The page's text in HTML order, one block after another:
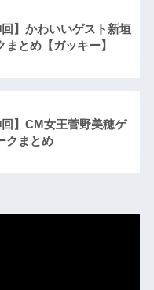
回】かわいいゲスト新垣
とめ【ガッキー】
回】CM女王菅野美穂ゲ
クまとめ